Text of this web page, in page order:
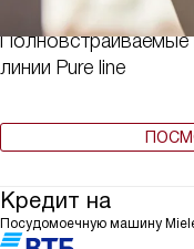
линии Pure line
Кредит на
Посудомоечную машину